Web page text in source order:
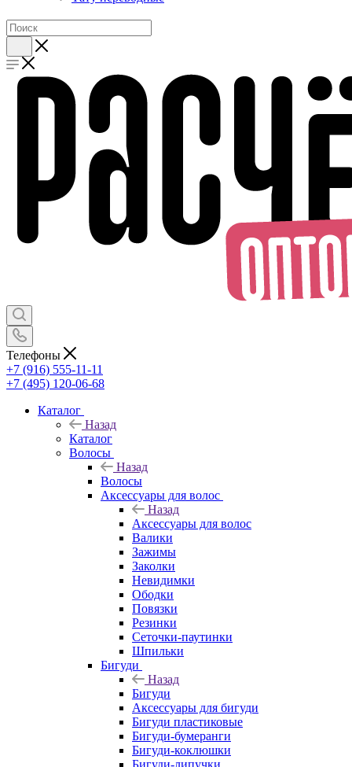
Телефоны
+7 (916) 555-11-11
+7 (495) 120-06-68
Каталог
Назад
Каталог
Волосы
Назад
Волосы
Аксессуары для волос
Назад
Аксессуары для волос
Валики
Зажимы
Заколки
Невидимки
Ободки
Повязки
Резинки
Сеточки-паутинки
Шпильки
Бигуди
Назад
Бигуди
Аксессуары для бигуди
Бигуди пластиковые
Бигуди-бумеранги
Бигуди-коклюшки
Бигуди-липучки